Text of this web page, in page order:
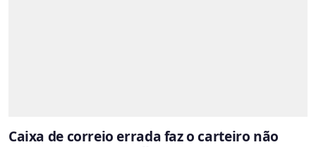
Caixa de correio errada faz o carteiro não